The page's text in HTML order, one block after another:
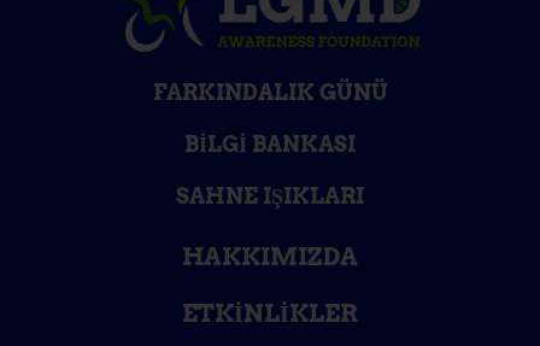
FARKINDALIK GÜNÜ
BILGI BANKASI
SAHNE IŞIKLARI
HAKKIMIZDA
ETKINLIKLER